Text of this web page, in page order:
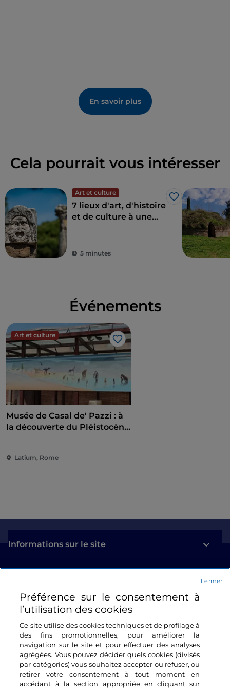
En savoir plus
Cela pourrait vous intéresser
Art et culture
J’aime
7 lieux d'art, d'histoire
et de culture à une
5 minutes
Événements
Art et culture
J’aime
Musée de Casal de' Pazzi : à
la découverte du Pléistocène
Latium, Rome
Informations sur le site
Se connecter
Suivez-nous
Préférence sur le consentement à
l’utilisation des cookies
Ce site utilise des cookies techniques et de profilage à
des fins promotionnelles, pour améliorer la
navigation sur le site et pour effectuer des analyses
agrégées. Vous pouvez décider quels cookies (divisés
par catégories) vous souhaitez accepter ou refuser, ou
retirer votre consentement à tout moment en
accédant à la section appropriée en cliquant sur
Fermer